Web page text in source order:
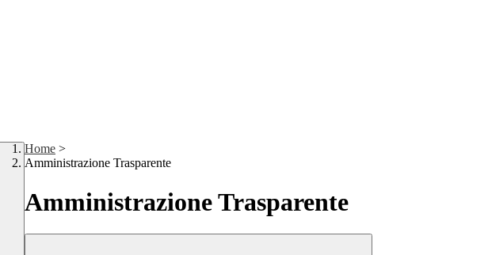
Home >
Amministrazione Trasparente
Amministrazione Trasparente